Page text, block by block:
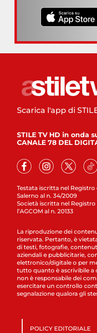
Testata iscritta nel
Salerno al n. 34/2009
Società iscritta nel
l’AGCOM al n. 20133
Scarica l'app di
STILE TV HD in onda
CANALE 78 DEL
La riproduzione dei
riservata. Pertanto, è
di testi, fotografie,
aziendali e pubblicitarie,
elettronico/digitale o per
tutto quanto è ascrivibile a
non è responsabile dei
esercitare un controllo
segnalazione qualora gli
POLICY EDITORIALE